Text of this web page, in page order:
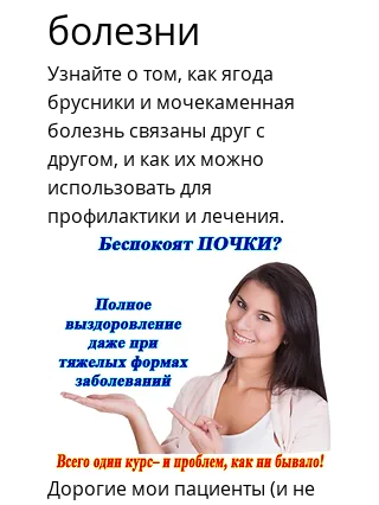
болезни
Узнайте о том, как ягода
брусники и мочекаменная
болезнь связаны друг с
другом, и как их можно
использовать для
профилактики и лечения.
Дорогие мои пациенты (и не